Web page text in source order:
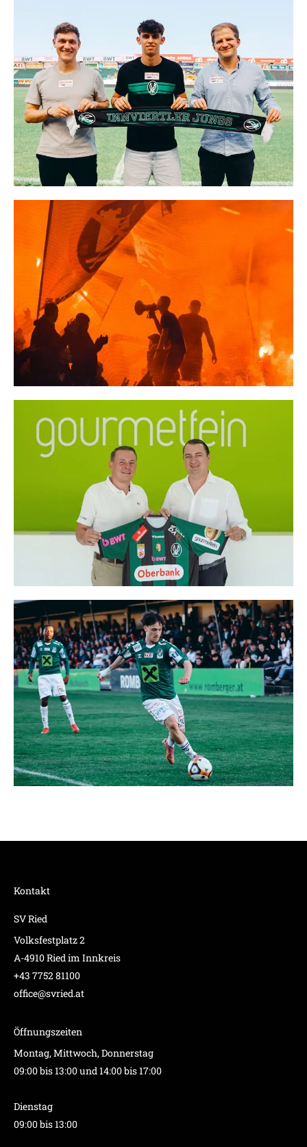
Kontakt
SV Ried
Volksfestplatz 2
A-4910 Ried im Innkreis
+43 7752 81100
office@svried.at
Öffnungszeiten
Montag, Mittwoch, Donnerstag
09:00 bis 13:00 und 14:00 bis 17:00
Dienstag
09:00 bis 13:00